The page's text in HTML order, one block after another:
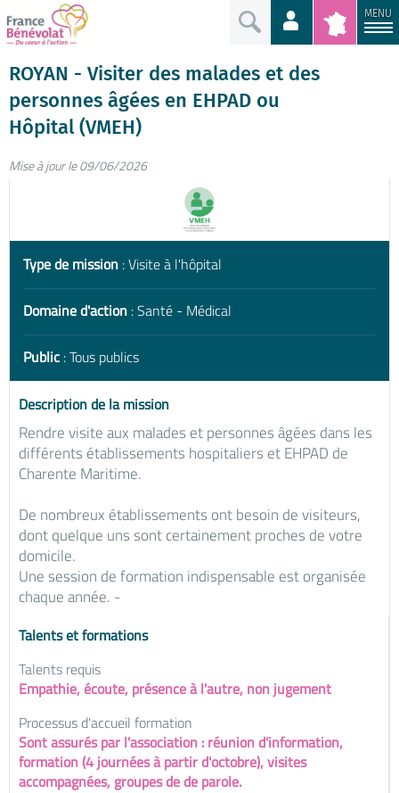
MENU
ROYAN - Visiter des malades et des
personnes âgées en EHPAD ou
Hôpital (VMEH)
Mise à jour le 09/06/2026
Type de mission : Visite à l'hôpital
Domaine d'action : Santé - Médical
Public : Tous publics
Description de la mission
Rendre visite aux malades et personnes âgées dans les
différents établissements hospitaliers et EHPAD de
Charente Maritime.
De nombreux établissements ont besoin de visiteurs,
dont quelque uns sont certainement proches de votre
domicile.
Une session de formation indispensable est organisée
chaque année. -
Talents et formations
Talents requis
Empathie, écoute, présence à l'autre, non jugement
Processus d'accueil formation
Sont assurés par l'association : réunion d'information,
formation (4 journées à partir d'octobre), visites
accompagnées, groupes de de parole.